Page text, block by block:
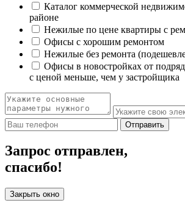
Каталог коммерческой
районе
Нежилые по цене квартиры с
Офисы с хорошим ремонтом
Нежилые без ремонта
Офисы в новостройках от
с ценой меньше, чем у застройщика
Отправить
Запрос отправлен,
спасибо!
Закрыть окно